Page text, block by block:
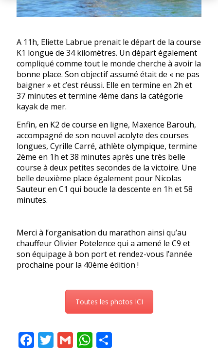
A 11h, Eliette Labrue prenait le départ de la course
K1 longue de 34 kilomètres. Un départ également
compliqué comme tout le monde cherche à avoir la
bonne place. Son objectif assumé était de « ne pas
baigner » et c’est réussi. Elle en termine en 2h et
37 minutes et termine 4ème dans la catégorie
kayak de mer.
Enfin, en K2 de course en ligne, Maxence Barouh,
accompagné de son nouvel acolyte des courses
longues, Cyrille Carré, athlète olympique, termine
2ème en 1h et 38 minutes après une très belle
course à deux petites secondes de la victoire. Une
belle deuxième place également pour Nicolas
Sauteur en C1 qui boucle la descente en 1h et 58
minutes.
Merci à l’organisation du marathon ainsi qu’au
chauffeur Olivier Potelence qui a amené le C9 et
son équipage à bon port et rendez-vous l’année
prochaine pour la 40ème édition !
Toutes les photos ICI
Facebook
Twitter
GmailWhatsApp